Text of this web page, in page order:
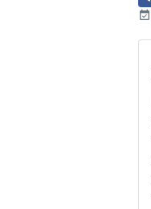
event_available